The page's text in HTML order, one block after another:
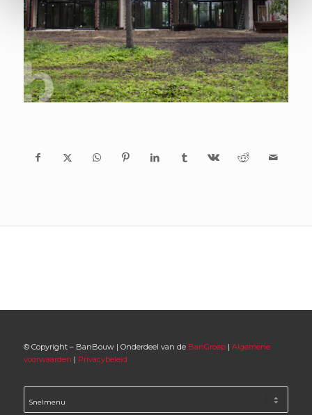
© Copyright – BanBouw | Onderdeel van de BanGroep| Algemene
voorwaarden | Privacybeleid